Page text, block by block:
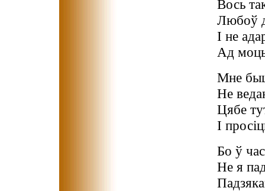
Вось
Любоў
І не
Ад
Мне
Не
Цябе
І
Бо ў
Не я